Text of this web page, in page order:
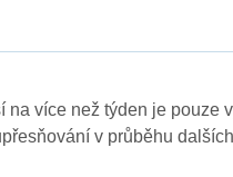
na více než týden je pouze
v průběhu